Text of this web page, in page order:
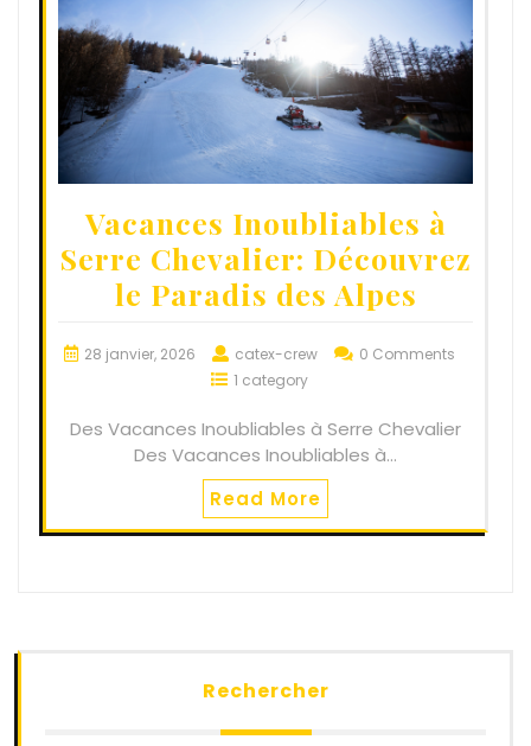
Vacances Inoubliables à
Serre Chevalier: Découvrez
le Paradis des Alpes
28 janvier, 2026 catex-crew
0 Comments
1 category
Des Vacances Inoubliables à Serre Chevalier
Des Vacances Inoubliables à…
Read More
Rechercher